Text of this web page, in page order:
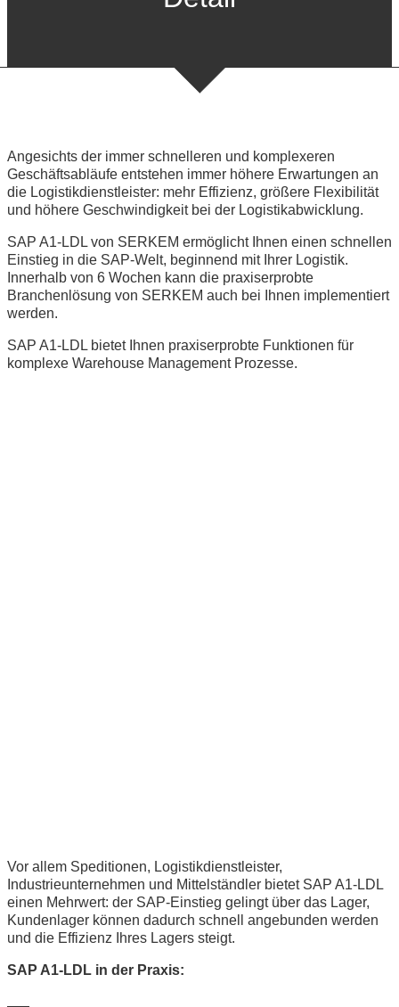
Angesichts der immer schnelleren und komplexeren
Geschäftsabläufe entstehen immer höhere Erwartungen an
die Logistikdienstleister: mehr Effizienz, größere Flexibilität
und höhere Geschwindigkeit bei der Logistikabwicklung.
SAP A1-LDL von SERKEM ermöglicht Ihnen einen schnellen
Einstieg in die SAP-Welt, beginnend mit Ihrer Logistik.
Innerhalb von 6 Wochen kann die praxiserprobte
Branchenlösung von SERKEM auch bei Ihnen implementiert
werden.
SAP A1-LDL bietet Ihnen praxiserprobte Funktionen für
komplexe Warehouse Management Prozesse.
Vor allem Speditionen, Logistikdienstleister,
Industrieunternehmen und Mittelständler bietet SAP A1-LDL
einen Mehrwert: der SAP-Einstieg gelingt über das Lager,
Kundenlager können dadurch schnell angebunden werden
und die Effizienz Ihres Lagers steigt.
SAP A1-LDL in der Praxis: